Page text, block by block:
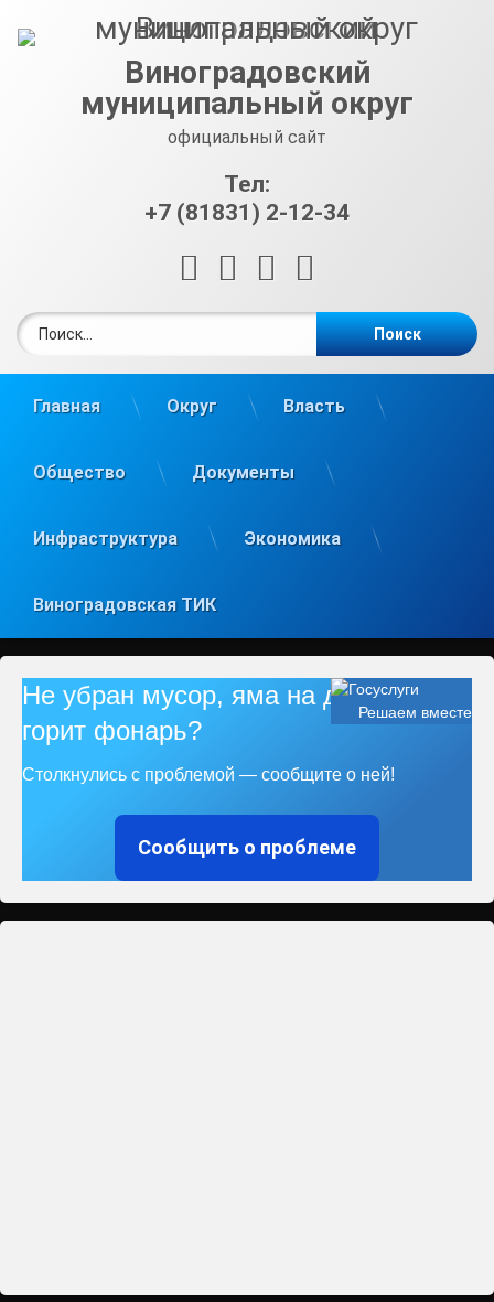
Виноградовский
муниципальный округ
официальный сайт
Тел:
+7 (81831) 2-12-34
RSS E-mailВКонтакте
Главная Округ Власть
Общество Документы
Инфраструктура Экономика
Виноградовская ТИК
Решаем вместе
Не убран мусор, яма на дороге, не
горит фонарь?
Столкнулись с проблемой — сообщите о ней!
Сообщить о проблеме